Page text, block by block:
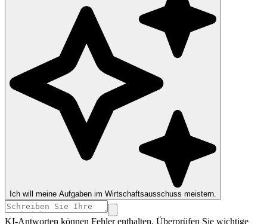
Ich will meine Aufgaben im Wirtschaftsausschuss meistern.
KI-Antworten können Fehler enthalten. Überprüfen Sie wichtige